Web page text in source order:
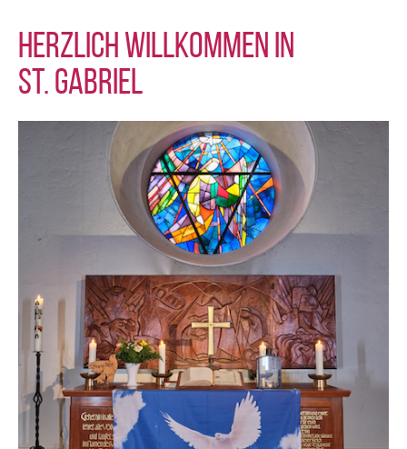
HERZLICH WILLKOMMEN IN
ST. GABRIEL